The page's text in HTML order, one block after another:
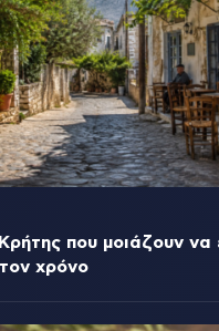
που μοιάζουν να
χρόνο